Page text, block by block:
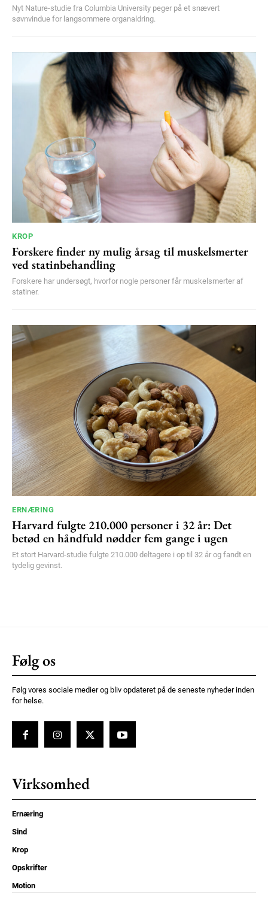
Nyt Nature-studie fra Columbia University peger på et snævert
søvnvindue for langsommere organaldring.
KROP
Forskere finder ny mulig årsag til muskelsmerter
ved statinbehandling
Forskere har undersøgt, hvorfor nogle personer får muskelsmerter af
statiner.
ERNÆRING
Harvard fulgte 210.000 personer i 32 år: Det
betød en håndfuld nødder fem gange i ugen
Et stort Harvard-studie fulgte 210.000 deltagere i op til 32 år og fandt en
tydelig gevinst.
Følg os
Følg vores sociale medier og bliv opdateret på de seneste nyheder inden
for helse.
Virksomhed
Ernæring
Sind
Krop
Opskrifter
Motion